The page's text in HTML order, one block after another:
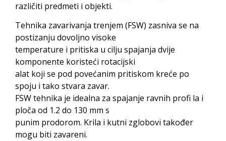
različiti predmeti i objekti.
Tehnika zavarivanja trenjem (FSW) zasniva se na
postizanju dovoljno visoke
temperature i pritiska u cilju spajanja dvije
komponente koristeći rotacijski
alat koji se pod povećanim pritiskom kreće po
spoju i tako stvara zavar.
FSW tehnika je idealna za spajanje ravnih profi la i
ploča od 1.2 do 130 mm s
punim prodorom. Krila i kutni zglobovi također
mogu biti zavareni.